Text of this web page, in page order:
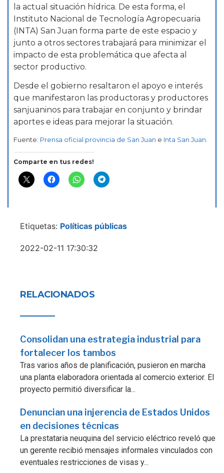
la actual situación hídrica. De esta forma, el
Instituto Nacional de Tecnología Agropecuaria
(INTA) San Juan forma parte de este espacio y
junto a otros sectores trabajará para minimizar el
impacto de esta problemática que afecta al
sector productivo.
Desde el gobierno resaltaron el apoyo e interés
que manifestaron las productoras y productores
sanjuaninos para trabajar en conjunto y brindar
aportes e ideas para mejorar la situación.
Fuente: Prensa oficial provincia de San Juan e Inta San Juan.
Comparte en tus redes!
Etiquetas: Políticas públicas
2022-02-11 17:30:32
RELACIONADOS
Consolidan una estrategia industrial para
fortalecer los tambos
Tras varios años de planificación, pusieron en marcha
una planta elaboradora orientada al comercio exterior. El
proyecto permitió diversificar la...
Denuncian una injerencia de Estados Unidos
en decisiones técnicas
La prestataria neuquina del servicio eléctrico reveló que
un gerente recibió mensajes informales vinculados con
eventuales restricciones de visas y...